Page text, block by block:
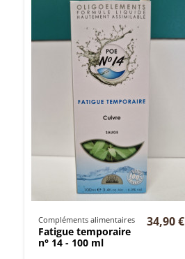
Compléments alimentaires
Fatigue temporaire
n° 14 - 100 ml
34,90 €